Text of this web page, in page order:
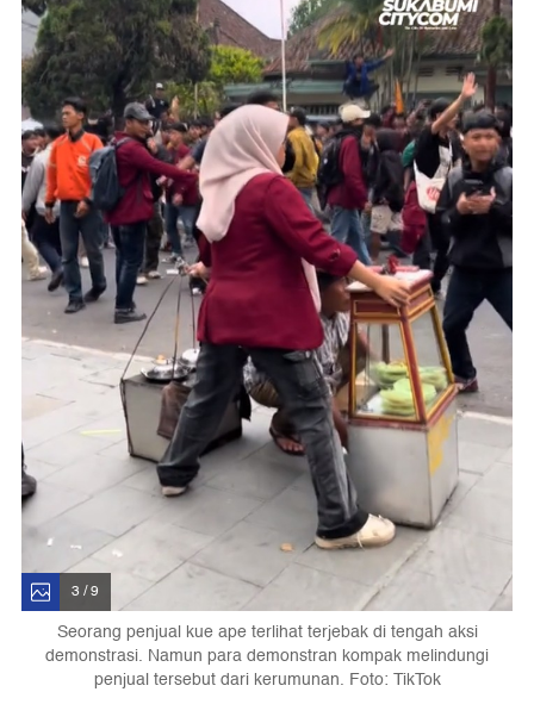
3 / 9
Seorang penjual kue ape terlihat terjebak di tengah aksi
demonstrasi. Namun para demonstran kompak melindungi
penjual tersebut dari kerumunan. Foto: TikTok